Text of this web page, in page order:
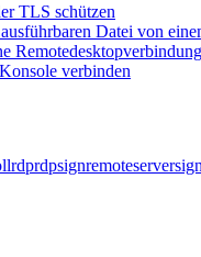
TLS schützen
Datei von
Remotedesktopverbindung
verbinden
rdprdpsignremoteserversign